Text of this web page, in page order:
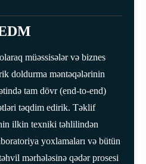
müəssisələr və biznes
doldurma məntəqələrinin
tam dövr (end-to-end)
təqdim edirik. Təklif
ilkin texniki təhlilindən
yoxlamaları və bütün
mərhələsinə qədər prosesi